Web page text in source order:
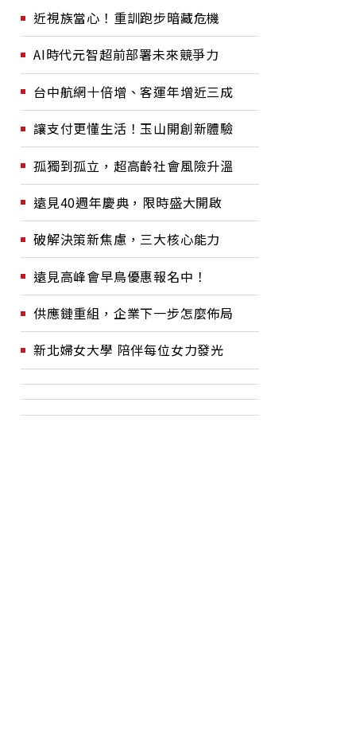
也有自
最好
台灣26年連鎖藥局爆倒閉
潮！42門市裁人欠薪、員
近視族當心！重訓跑步暗藏危機
AI時代元智超前部署未來競爭力
台中航網十倍增、客運年增近三成
讓支付更懂生活！玉山開創新體驗
孤獨到孤立，超高齡社會風險升溫
遠見40週年慶典，限時盛大開啟
破解決策新焦慮，三大核心能力
遠見高峰會早鳥優惠報名中！
供應鏈重組，企業下一步怎麼佈局
新北婦女大學 陪伴每位女力發光